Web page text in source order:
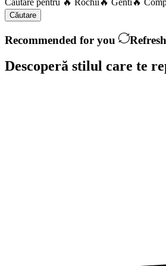
Căutare pentru 🔥 Rochii 🔥 Genti 🔥
Căutare
Recommended for you Refresh
Descoperă stilul care te